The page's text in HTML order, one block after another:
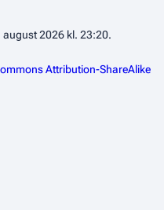
august 2026 kl. 23:20.
Attribution-ShareAlike